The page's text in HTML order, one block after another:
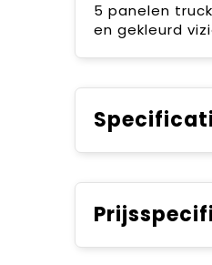
5 panelen
en gekleurd